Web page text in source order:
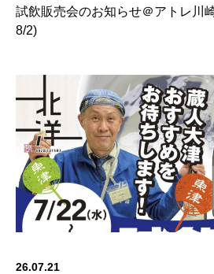
試飲販売会のお知らせ＠アトレ川
8/2)
26.07.21